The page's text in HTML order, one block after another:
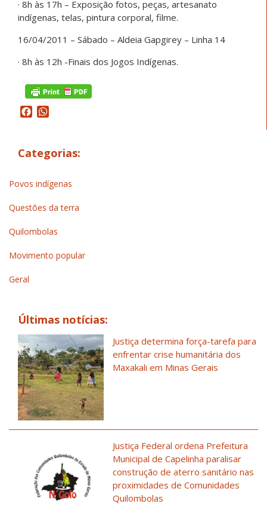
· 8h às 17h – Exposição fotos, peças, artesanato
indígenas, telas, pintura corporal, filme.
16/04/2011 – Sábado – Aldeia Gapgirey – Linha 14
· 8h às 12h -Finais dos Jogos Indígenas.
Facebook
Categorias:
Povos indígenas
Questões da terra
Quilombolas
Movimento popular
Geral
Últimas notícias:
Justiça determina força-tarefa para
enfrentar crise humanitária dos
Maxakali em Minas Gerais
Justiça Federal ordena Prefeitura
Municipal de Capelinha paralisar
construção de aterro sanitário nas
proximidades de Comunidades
Quilombolas